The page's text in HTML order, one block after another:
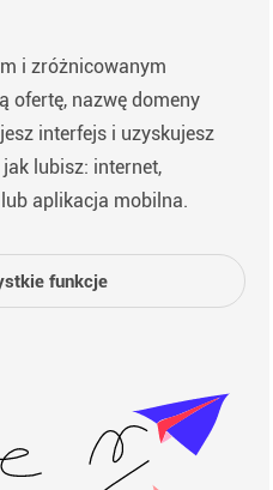
i zróżnicowanym
ofertę, nazwę domeny
interfejs i uzyskujesz
lubisz: internet,
aplikacja mobilna.
funkcje